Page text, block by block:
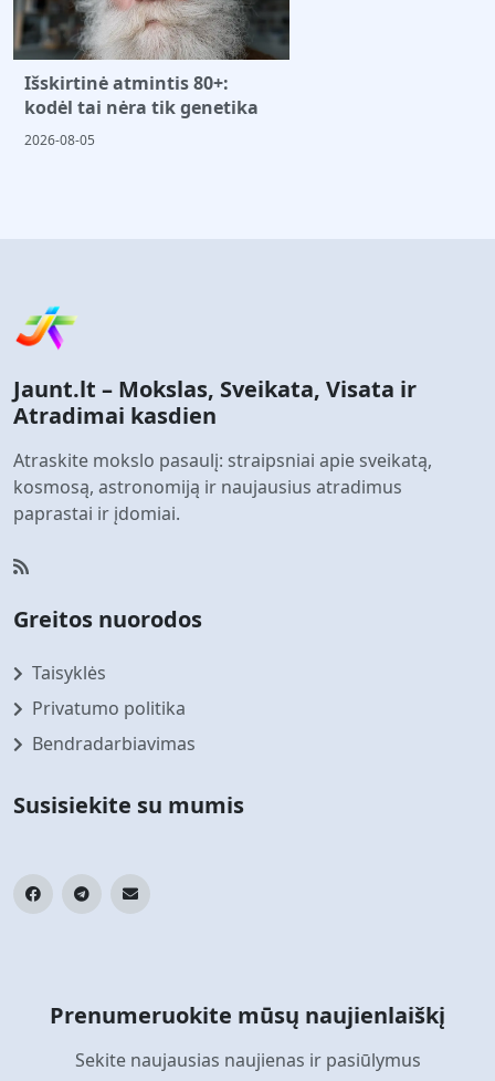
Išskirtinė atmintis 80+:
kodėl tai nėra tik genetika
2026-08-05
Jaunt.lt – Mokslas, Sveikata, Visata ir
Atradimai kasdien
Atraskite mokslo pasaulį: straipsniai apie sveikatą,
kosmosą, astronomiją ir naujausius atradimus
paprastai ir įdomiai.
Greitos nuorodos
Taisyklės
Privatumo politika
Bendradarbiavimas
Susisiekite su mumis
Prenumeruokite mūsų naujienlaiškį
Sekite naujausias naujienas ir pasiūlymus